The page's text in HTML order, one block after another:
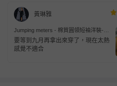
黃琳雅
Jumping meters - 棉質圓領短袖洋裝-兔
子花卉-黃色條紋
要等到九月再拿出來穿了，現在太熱
感覺不適合